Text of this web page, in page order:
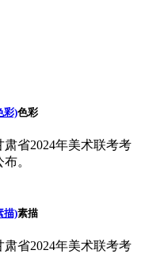
彩)色彩
省2024年美术联考考
。
描)素描
省2024年美术联考考